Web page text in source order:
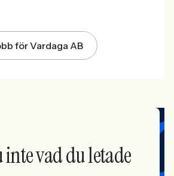
för Vardaga AB
vad du letade